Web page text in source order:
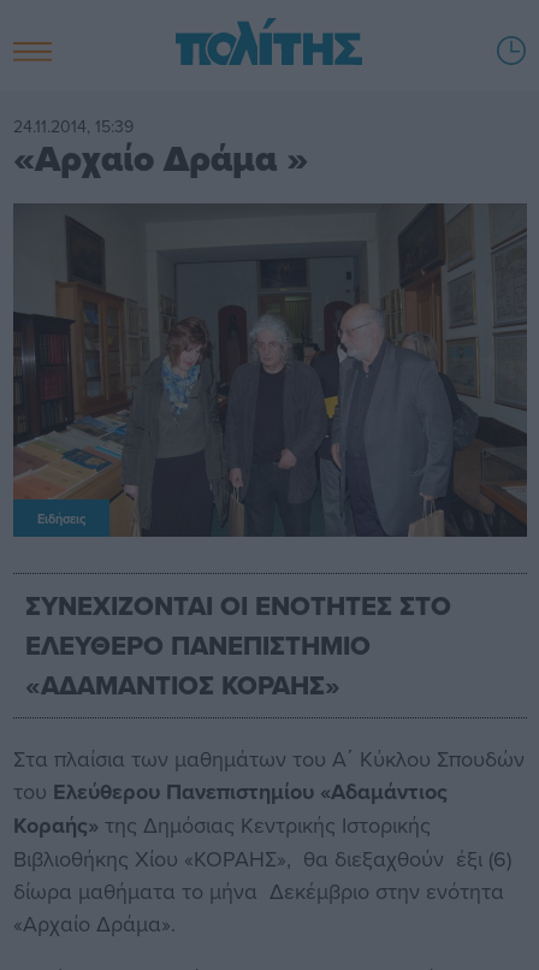
24.11.2014, 15:39
«Αρχαίο Δράμα »
Ειδήσεις
ΣΥΝΕΧΙΖΟΝΤΑΙ ΟΙ ΕΝΟΤΗΤΕΣ ΣΤΟ
ΕΛΕΥΘΕΡΟ ΠΑΝΕΠΙΣΤΗΜΙΟ
«ΑΔΑΜΑΝΤΙΟΣ ΚΟΡΑΗΣ»
Στα πλαίσια των μαθημάτων του Α΄ Κύκλου Σπουδών
του Ελεύθερου Πανεπιστημίου «Αδαμάντιος
Κοραής» της Δημόσιας Κεντρικής Ιστορικής
Βιβλιοθήκης Χίου «ΚΟΡΑΗΣ», θα διεξαχθούν έξι (6)
δίωρα μαθήματα το μήνα Δεκέμβριο στην ενότητα
«Αρχαίο Δράμα».